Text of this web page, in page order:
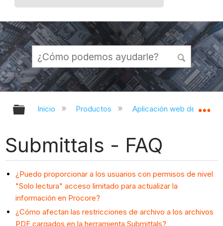
Expandir/contraer jerarquía global
Inicio Productos Aplicación web de
Submittals - FAQ
¿Puedo proporcionar a los usuarios con permisos de nivel
"Solo lectura" acceso limitado para actualizar la
información en Procore?
¿Cómo afectan las restricciones de archivo a los archivos
PDF cargados en la herramienta Submittals?